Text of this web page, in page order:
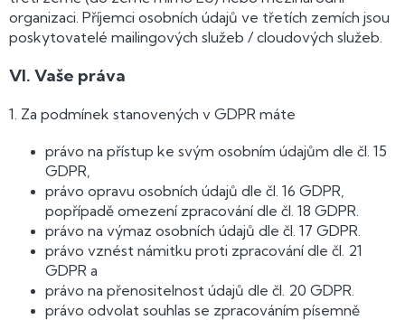
organizaci. Příjemci osobních údajů ve třetích zemích jsou
poskytovatelé mailingových služeb / cloudových služeb.
VI. Vaše práva
1. Za podmínek stanovených v GDPR máte
právo na přístup ke svým osobním údajům dle čl. 15
GDPR,
právo opravu osobních údajů dle čl. 16 GDPR,
popřípadě omezení zpracování dle čl. 18 GDPR.
právo na výmaz osobních údajů dle čl. 17 GDPR.
právo vznést námitku proti zpracování dle čl. 21
GDPR a
právo na přenositelnost údajů dle čl. 20 GDPR.
právo odvolat souhlas se zpracováním písemně